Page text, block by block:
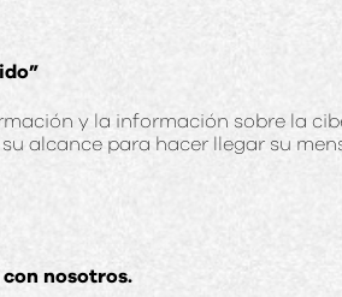
y la información sobre la
alcance para hacer llegar su
nosotros.